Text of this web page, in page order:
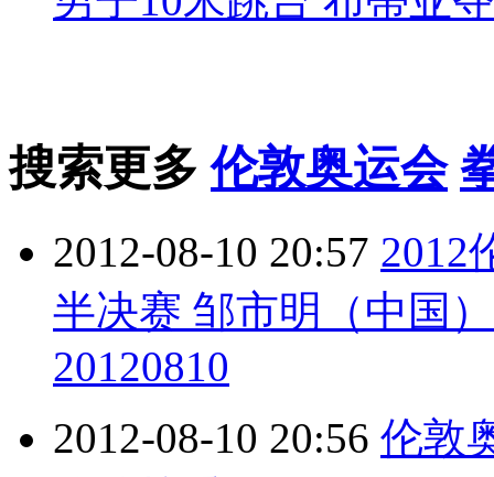
搜索更多伦敦奥运会
2012-08-10 20:57 2012
半决赛 邹市明（中国
20120810
2012-08-10 20:56 伦敦